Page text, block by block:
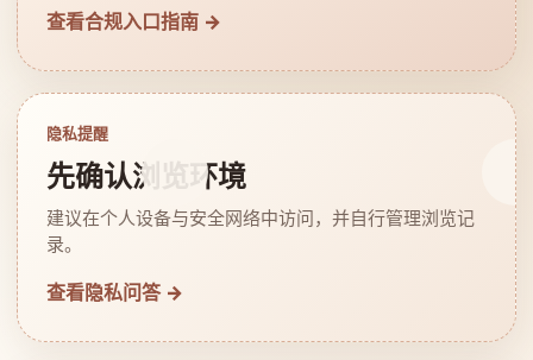
查看合规入口指南 →
隐私提醒
先确认浏览环境
建议在个人设备与安全网络中访问，并自行管理浏览记
录。
查看隐私问答 →